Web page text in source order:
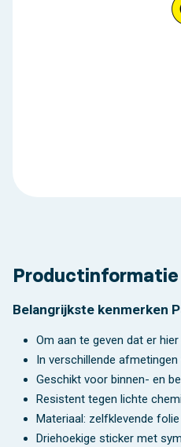
Productinformatie
Belangrijkste kenmerken
Om aan te geven dat er
In verschillende afmetingen
Geschikt voor binnen- en
Resistent tegen lichte
Materiaal: zelfklevende folie
Driehoekige sticker met